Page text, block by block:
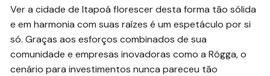
Ver a cidade de Itapoá florescer desta forma tão sólida
e em harmonia com suas raízes é um espetáculo por si
só. Graças aos esforços combinados de sua
comunidade e empresas inovadoras como a Rôgga, o
cenário para investimentos nunca pareceu tão